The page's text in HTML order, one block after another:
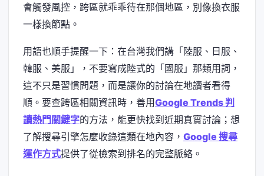
會觸發風控，跨區就乖乖待在那個地區，別像換衣服
一樣換節點。
用語也順手提醒一下：在台灣我們講「陸服、日服、
韓服、美服」，不要寫成陸式的「國服」那類用詞，
這不只是習慣問題，而是讓你的討論在地讀者看得
順。要查跨區相關資訊時，善用Google Trends 判
讀熱門關鍵字的方法，能更快找到近期真實討論；想
了解搜尋引擎怎麼收錄這類在地內容， Google 搜尋
運作方式提供了從檢索到排名的完整脈絡。